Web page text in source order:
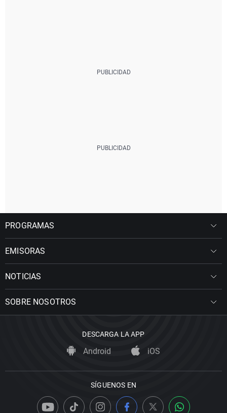
PROGRAMAS
EMISORAS
NOTICIAS
SOBRE NOSOTROS
DESCARGA LA APP
Android iOS
SÍGUENOS EN